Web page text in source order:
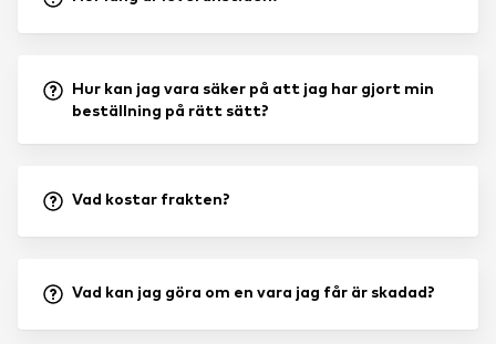
Hur kan jag vara säker på att jag har gjort min
beställning på rätt sätt?
Vad kostar frakten?
Vad kan jag göra om en vara jag får är skadad?